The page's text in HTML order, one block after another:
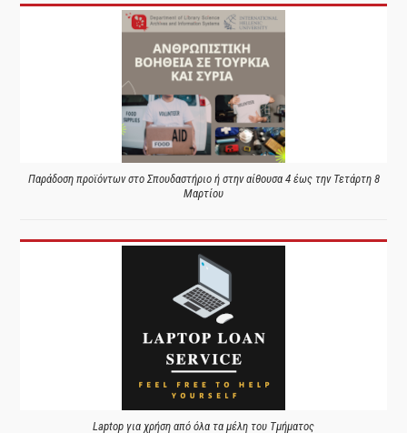
Παράδοση προϊόντων στο Σπουδαστήριο ή στην αίθουσα 4 έως την Τετάρτη 8
Μαρτίου
Laptop για χρήση από όλα τα μέλη του Τμήματος